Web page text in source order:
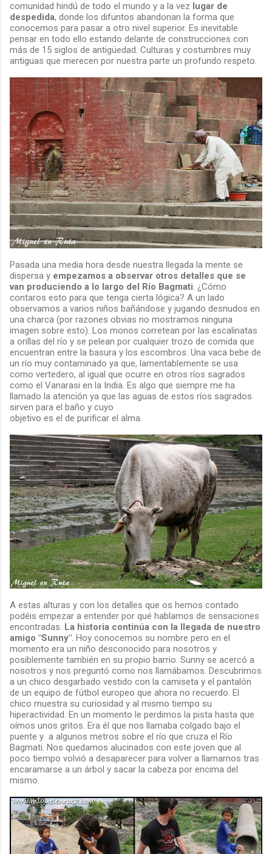
comunidad hindú de todo el mundo y a la vez lugar de
despedida, donde los difuntos abandonan la forma que
conocemos para pasar a otro nivel superior. Es inevitable
pensar en todo ello estando delante de construcciones con
más de 15 siglos de antigüedad. Culturas y costumbres muy
antiguas que merecen por nuestra parte un profundo respeto.
Pasada una media hora desde nuestra llegada la mente se
dispersa y empezamos a observar otros detalles que se
van produciendo a lo largo del Río Bagmati. ¿Cómo
contaros esto para que tenga cierta lógica? A un lado
observamos a varios niños bañándose y jugando desnudos en
una charca (por razones obvias no mostramos ninguna
imagen sobre esto). Los monos corretean por las escalinatas
a orillas del río y se pelean por cualquier trozo de comida que
encuentran entre la basura y los escombros. Una vaca bebe de
un río muy contaminado ya que, lamentablemente se usa
como vertedero, al igual que ocurre en otros ríos sagrados
como el Vanarasi en la India. Es algo que siempre me ha
llamado la atención ya que las aguas de estos ríos sagrados
sirven para el baño y cuyo
objetivo es el de purificar el alma.
A estas alturas y con los detalles que os hemos contado
podéis empezar a entender por qué hablamos de sensaciones
encontradas. La historia continúa con la llegada de nuestro
amigo "Sunny". Hoy conocemos su nombre pero en el
momento era un niño desconocido para nosotros y
posiblemente también en su propio barrio. Sunny se acercó a
nosotros y nos preguntó como nos llamábamos. Descubrimos
a un chico desgarbado vestido con la camiseta y el pantalón
de un equipo de fútbol europeo que ahora no recuerdo. El
chico muestra su curiosidad y al mismo tiempo su
hiperactividad. En un momento le perdimos la pista hasta que
oímos unos gritos. Era él que nos llamaba colgado bajo el
puente y a algunos metros sobre el río que cruza el Río
Bagmati. Nos quedamos alucinados con este joven que al
poco tiempo volvió a desaparecer para volver a llamarnos tras
encaramarse a un árbol y sacar la cabeza por encima del
mismo.